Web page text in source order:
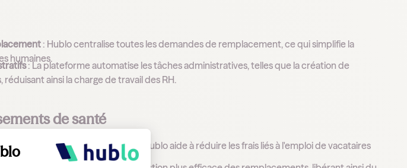
: Hublo centralise toutes les demandes de remplacement, ce qui simplifie la
humaines.
: La plateforme automatise les tâches administratives, telles que la création de
ainsi la charge de travail des RH.
de santé
des ressources internes, Hublo aide à réduire les frais liés à l'emploi de vacataires